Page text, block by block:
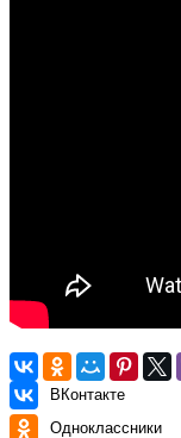
ВКонтакте
Одноклассники